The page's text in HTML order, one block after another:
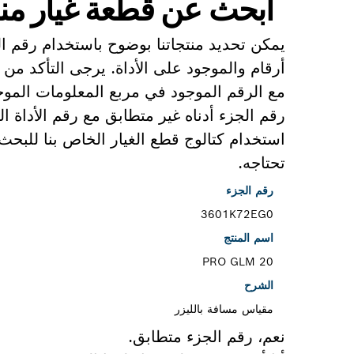
ابحث عن قطعة غيار
يمكن تحديد منتجاتنا بوضوح باستخدام
أرقام والموجود على الأداة. يرجى التأكد
مع الرقم الموجود في مربع المعلومات
رقم الجزء أدناه غير متطابق مع رقم
استخدام كتالوج قطع الغيار الخاص بنا
تحتاجه.
رقم الجزء
3601K72EG0
اسم المنتج
PRO GLM 20
الشرح
مقياس مسافة بالليزر
نعم، رقم الجزء متطابق.